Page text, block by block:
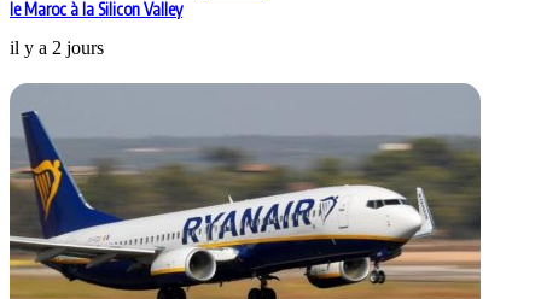
le Maroc à la Silicon Valley
il y a 2 jours